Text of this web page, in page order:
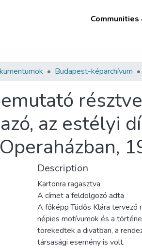
Budapest-képarchívum
az estélyi
Description
Kartonra ragasztva
A címet a feldolgozó adta
A főképp Tüdős Klára tervező
népies motívumok és a
törekedtek a divatban, a
társasági esemény is volt.